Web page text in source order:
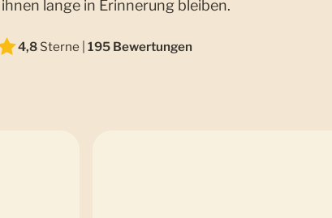
lange in Erinnerung bleiben.
4,8 Sterne |195 Bewertungen